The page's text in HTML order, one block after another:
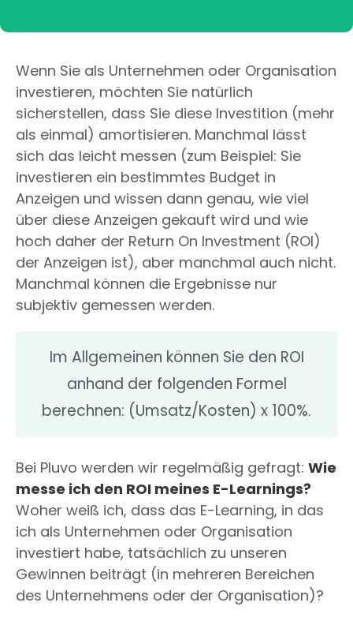
Wenn Sie als Unternehmen oder Organisation
investieren, möchten Sie natürlich
sicherstellen, dass Sie diese Investition (mehr
als einmal) amortisieren. Manchmal lässt
sich das leicht messen (zum Beispiel: Sie
investieren ein bestimmtes Budget in
Anzeigen und wissen dann genau, wie viel
über diese Anzeigen gekauft wird und wie
hoch daher der Return On Investment (ROI)
der Anzeigen ist), aber manchmal auch nicht.
Manchmal können die Ergebnisse nur
subjektiv gemessen werden.
Im Allgemeinen können Sie den ROI
anhand der folgenden Formel
berechnen: (Umsatz/Kosten) x 100%.
Bei Pluvo werden wir regelmäßig gefragt: Wie
messe ich den ROI meines E-Learnings?
Woher weiß ich, dass das E-Learning, in das
ich als Unternehmen oder Organisation
investiert habe, tatsächlich zu unseren
Gewinnen beiträgt (in mehreren Bereichen
des Unternehmens oder der Organisation)?